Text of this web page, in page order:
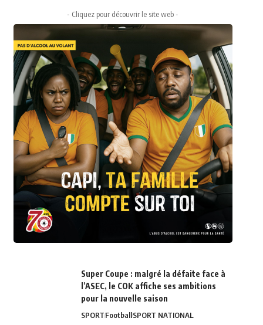
- Cliquez pour découvrir le site web -
Super Coupe : malgré la défaite face à
l’ASEC, le COK affiche ses ambitions
pour la nouvelle saison
SPORTFootballSPORT NATIONAL